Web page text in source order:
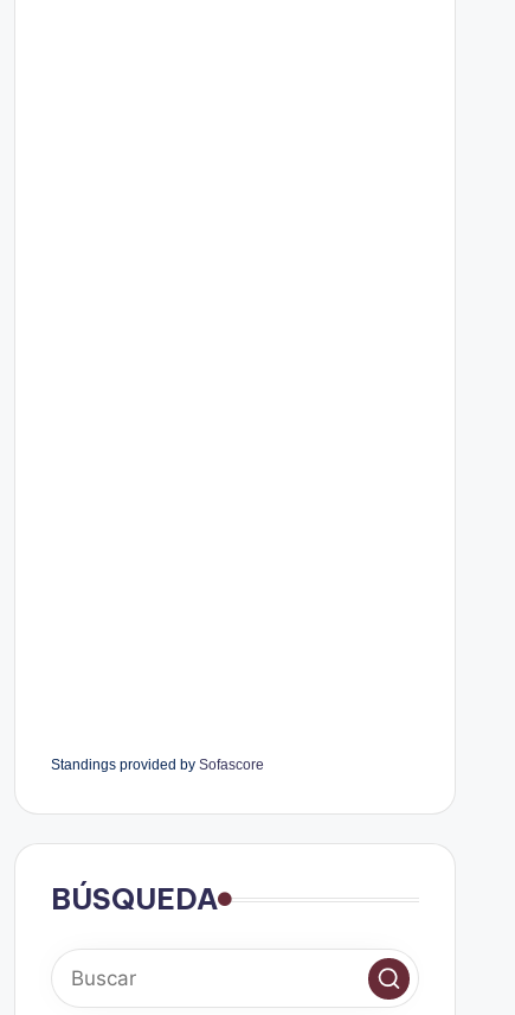
Standings provided by Sofascore
BÚSQUEDA